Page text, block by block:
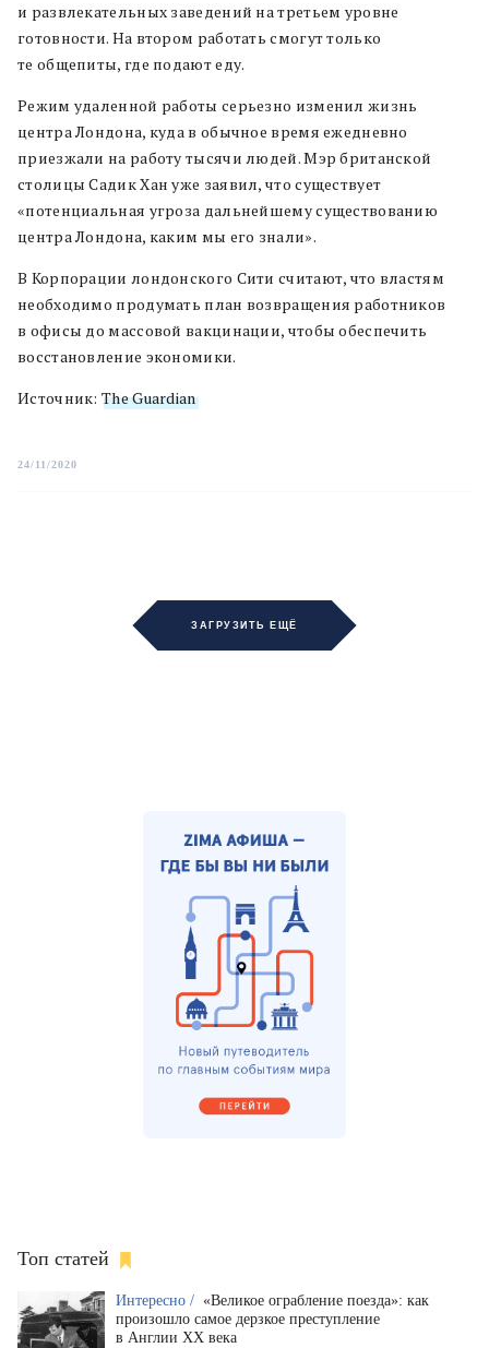
и развлекательных заведений на третьем уровне
готовности. На втором работать смогут только
те общепиты, где подают еду.
Режим удаленной работы серьезно изменил жизнь
центра Лондона, куда в обычное время ежедневно
приезжали на работу тысячи людей. Мэр британской
столицы Садик Хан уже заявил, что существует
«потенциальная угроза дальнейшему существованию
центра Лондона, каким мы его знали».
В Корпорации лондонского Сити считают, что властям
необходимо продумать план возвращения работников
в офисы до массовой вакцинации, чтобы обеспечить
восстановление экономики.
Источник: The Guardian
24/11/2020
ЗАГРУЗИТЬ ЕЩЁ
Топ статей
Интересно / «Великое ограбление поезда»: как
произошло самое дерзкое преступление
в Англии XX века